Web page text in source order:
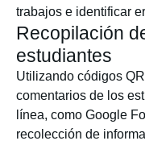
trabajos e identificar
Recopilación
estudiantes
Utilizando códigos
comentarios de los
línea, como Google
recolección de